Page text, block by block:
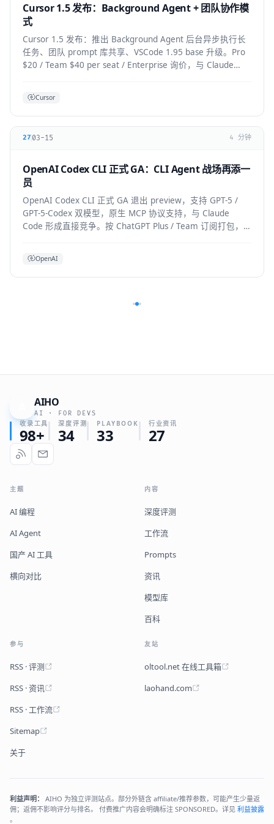
Cursor 1.5 发布：Background Agent + 团队协作模
式
Cursor 1.5 发布：推出 Background Agent 后台异步执行长
任务、团队 prompt 库共享、VSCode 1.95 base 升级。Pro
$20 / Team $40 per seat / Enterprise 询价，与 Claude
Cursor
27 03-15 4 分钟
OpenAI Codex CLI 正式 GA：CLI Agent 战场再添一
员
OpenAI Codex CLI 正式 GA 退出 preview，支持 GPT-5 /
GPT-5-Codex 双模型，原生 MCP 协议支持，与 Claude
Code 形成直接竞争。按 ChatGPT Plus / Team 订阅打包，
OpenAI
AIHO
AI · FOR DEVS
收录工具
98+
深度评测
34
PLAYBOOK
33
行业资讯
27
主题
AI 编程
AI Agent
国产 AI 工具
横向对比
内容
深度评测
工作流
Prompts
资讯
模型库
百科
参与
RSS · 评测
RSS · 资讯
RSS · 工作流
Sitemap
关于
友站
oltool.net 在线工具箱
laohand.com
利益声明：
AIHO 为独立评测站点。部分外链含 affiliate/推荐参数，可能产生少量返
佣；返佣不影响评分与排名。 付费推广内容会明确标注 SPONSORED。详见 利益披露
。